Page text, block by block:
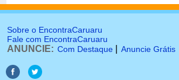
Sobre o EncontraCaruaru
Fale com EncontraCaruaru
ANUNCIE: Com Destaque Anuncie Grátis